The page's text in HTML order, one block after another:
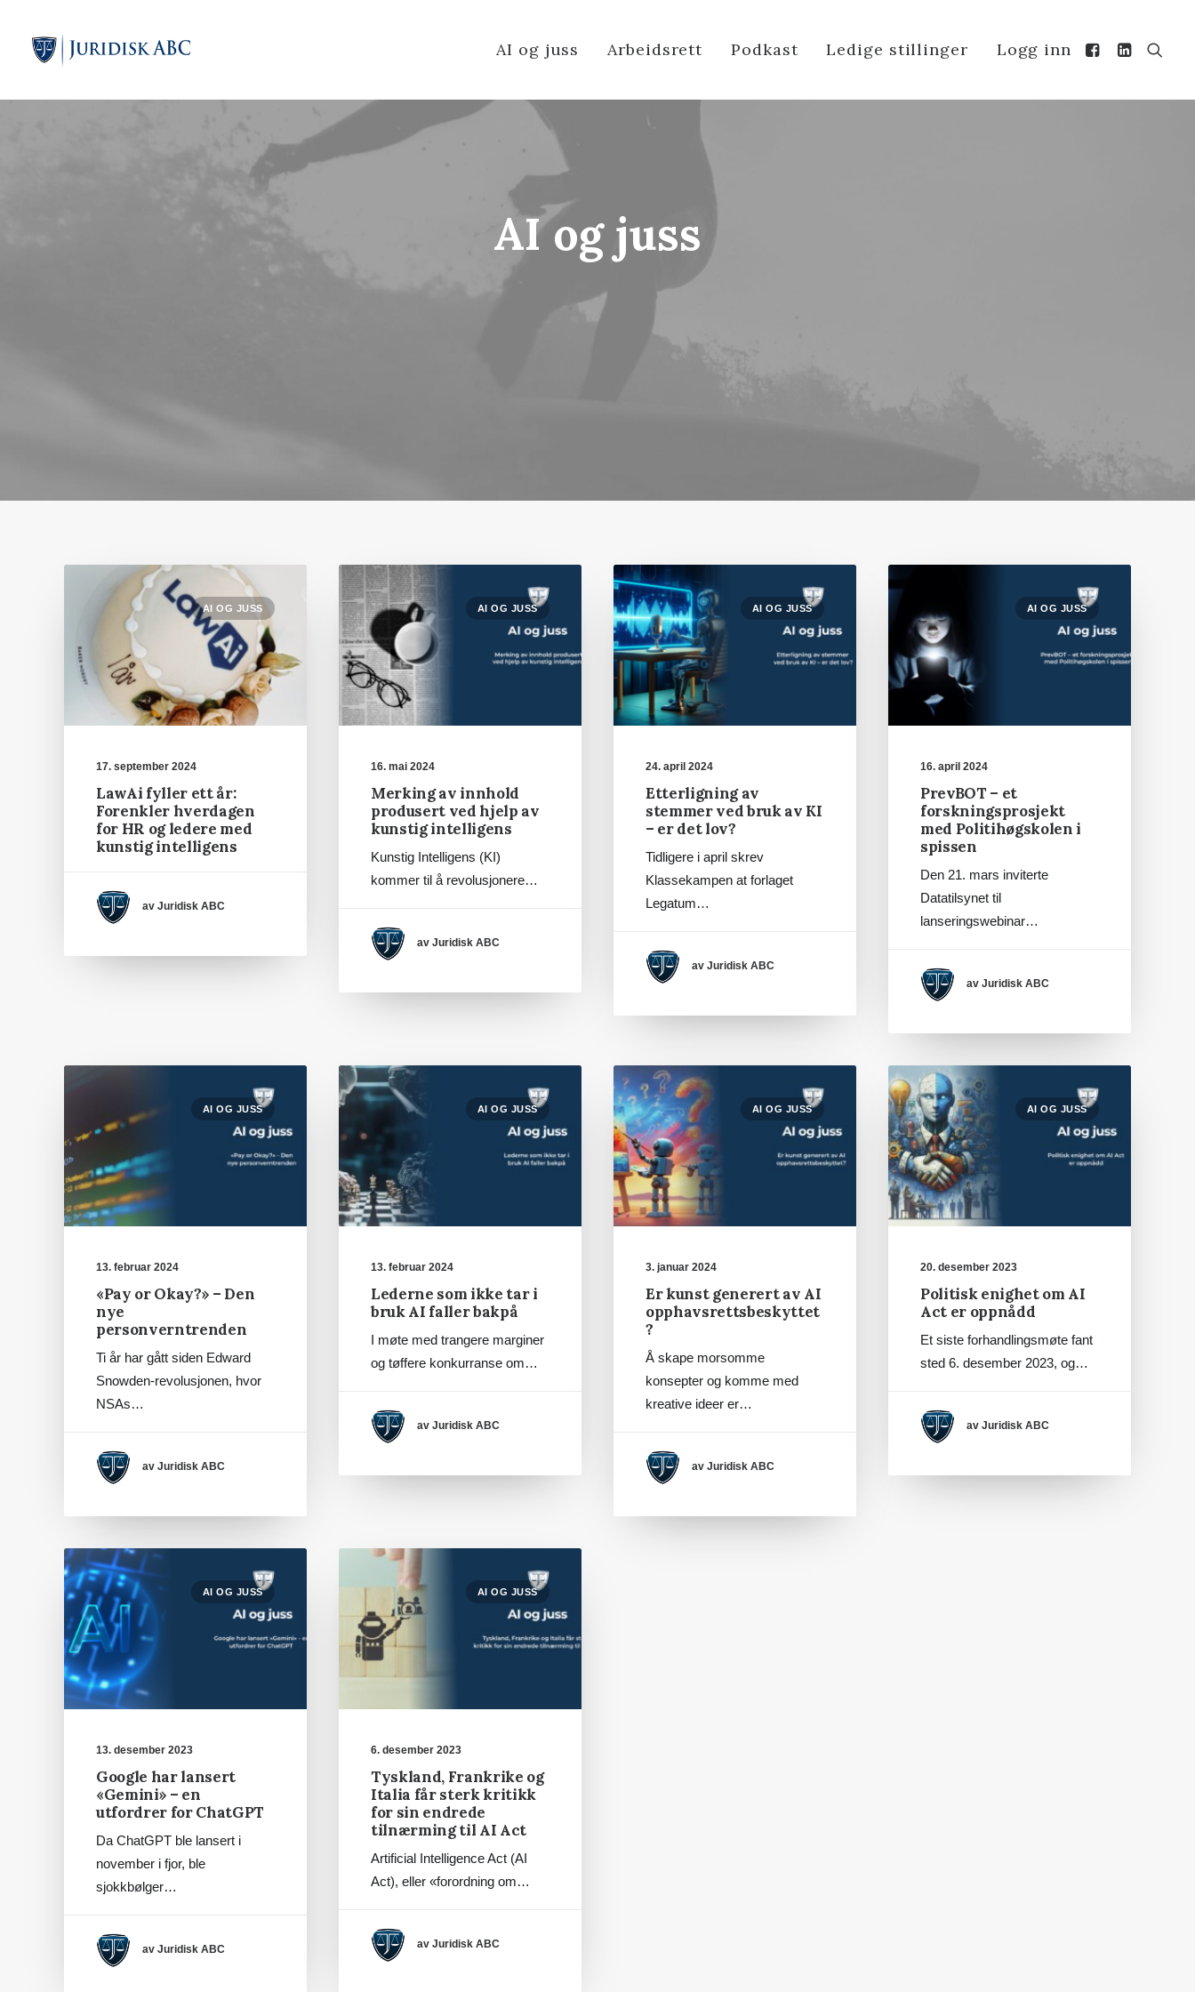
AI og juss Arbeidsrett Podkast Ledige stillinger Logg inn
AI og juss
AI OG JUSS
17. september 2024
LawAi fyller ett år:
Forenkler hverdagen
for HR og ledere med
kunstig intelligens
av Juridisk ABC
AI OG JUSS
16. mai 2024
Merking av innhold
produsert ved hjelp av
kunstig intelligens
Kunstig Intelligens (KI)
kommer til å revolusjonere…
av Juridisk ABC
AI OG JUSS
24. april 2024
Etterligning av
stemmer ved bruk av KI
– er det lov?
Tidligere i april skrev
Klassekampen at forlaget
Legatum…
av Juridisk ABC
AI OG JUSS
16. april 2024
PrevBOT – et
forskningsprosjekt
med Politihøgskolen i
spissen
Den 21. mars inviterte
Datatilsynet til
lanseringswebinar…
av Juridisk ABC
AI OG JUSS
13. februar 2024
«Pay or Okay?» – Den
nye
personverntrenden
Ti år har gått siden Edward
Snowden-revolusjonen, hvor
NSAs…
av Juridisk ABC
AI OG JUSS
13. februar 2024
Lederne som ikke tar i
bruk AI faller bakpå
I møte med trangere marginer
og tøffere konkurranse om…
av Juridisk ABC
AI OG JUSS
3. januar 2024
Er kunst generert av AI
opphavsrettsbeskyttet
?
Å skape morsomme
konsepter og komme med
kreative ideer er…
av Juridisk ABC
AI OG JUSS
20. desember 2023
Politisk enighet om AI
Act er oppnådd
Et siste forhandlingsmøte fant
sted 6. desember 2023, og…
av Juridisk ABC
AI OG JUSS
13. desember 2023
Google har lansert
«Gemini» – en
utfordrer for ChatGPT
Da ChatGPT ble lansert i
november i fjor, ble
sjokkbølger…
av Juridisk ABC
AI OG JUSS
6. desember 2023
Tyskland, Frankrike og
Italia får sterk kritikk
for sin endrede
tilnærming til AI Act
Artificial Intelligence Act (AI
Act), eller «forordning om…
av Juridisk ABC